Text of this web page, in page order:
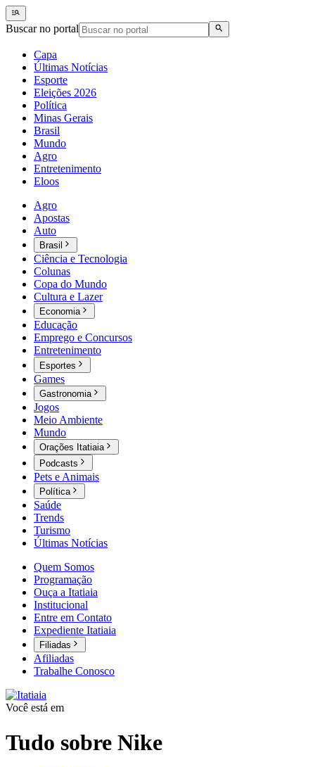
Buscar no portal
Capa
Últimas Notícias
Esporte
Eleições 2026
Política
Minas Gerais
Brasil
Mundo
Agro
Entretenimento
Eloos
Agro
Apostas
Auto
Brasil
Ciência e Tecnologia
Colunas
Copa do Mundo
Cultura e Lazer
Economia
Educação
Emprego e Concursos
Entretenimento
Esportes
Games
Gastronomia
Jogos
Meio Ambiente
Mundo
Orações Itatiaia
Podcasts
Pets e Animais
Política
Saúde
Trends
Turismo
Últimas Notícias
Quem Somos
Programação
Ouça a Itatiaia
Institucional
Entre em Contato
Expediente Itatiaia
Filiadas
Afiliadas
Trabalhe Conosco
Você está em
Tudo sobre Nike